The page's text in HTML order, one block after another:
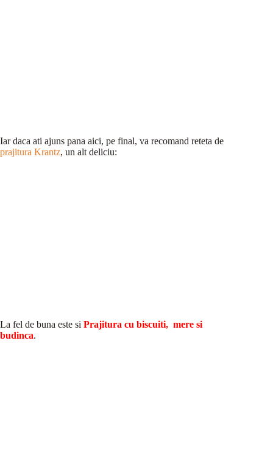
Iar daca ati ajuns pana aici, pe final, va recomand reteta de
prajitura Krantz, un alt deliciu:
La fel de buna este si Prajitura cu biscuiti, mere si
budinca.